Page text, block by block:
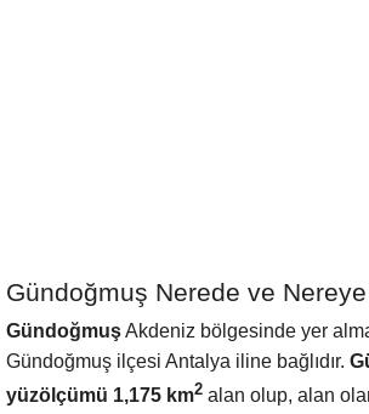
Gündoğmuş Nerede ve Nereye
GündoğmuşAkdeniz bölgesinde yer
Gündoğmuş ilçesi Antalya iline bağlıdır.
yüzölçümü 1,175 km2 alan olup, alan